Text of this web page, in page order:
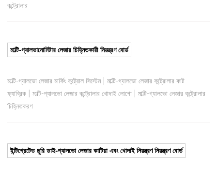
কন্ট্রোলার
মাল্টি-গ্যালভানোমিটার লেজার চিহ্নিতকারী নিয়ন্ত্রণ বোর্ড
মাল্টি-গ্যালভো লেজার মার্কিং কন্ট্রোল সিস্টেম| মাল্টি-গ্যালভো লেজার কন্ট্রোলার কাট
ফ্যাব্রিক
মাল্টি-গ্যালভো লেজার কন্ট্রোলার খোদাই লোগো
মাল্টি-গ্যালভো লেজার কন্ট্রোলার
চিহ্নিতকরণ
ইন্টিগ্রেটেড ছুরি ডাই-গ্যালভো লেজার কাটিয়া এবং খোদাই নিয়ন্ত্রণ নিয়ন্ত্রণ বোর্ড